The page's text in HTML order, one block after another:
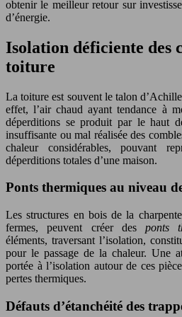
obtenir le meilleur retour sur
d’énergie.
Isolation déficiente des
toiture
La toiture est souvent le talon
effet, l’air chaud ayant tendance à
déperditions se produit par le haut
insuffisante ou mal réalisée des
chaleur considérables, pouvant
déperditions totales d’une maison.
Ponts thermiques au niveau
Les structures en bois de la
fermes, peuvent créer desponts
éléments, traversant l’isolation,
pour le passage de la chaleur. Une
portée à l’isolation autour de ces
pertes thermiques.
Défauts d’étanchéité des